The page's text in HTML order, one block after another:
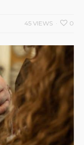
0
45 VIEWS